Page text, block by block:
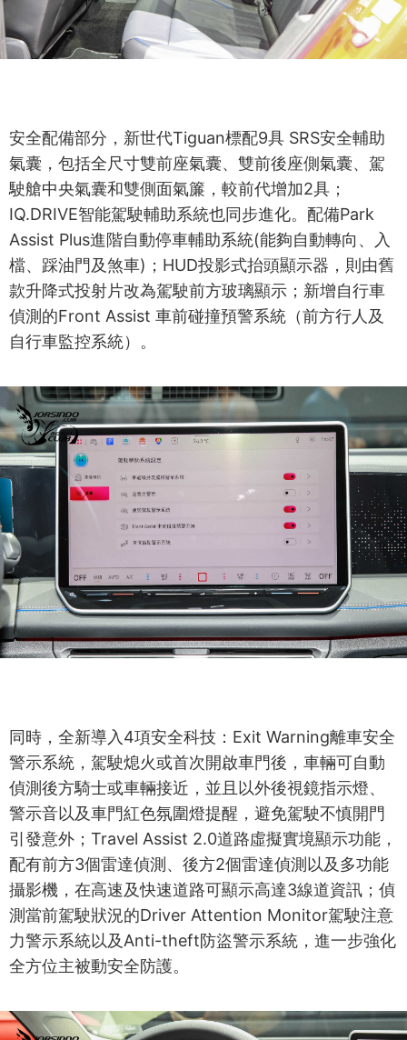
安全配備部分，新世代Tiguan標配9具 SRS安全輔助
氣囊，包括全尺寸雙前座氣囊、雙前後座側氣囊、駕
駛艙中央氣囊和雙側面氣簾，較前代增加2具；
IQ.DRIVE智能駕駛輔助系統也同步進化。配備Park
Assist Plus進階自動停車輔助系統(能夠自動轉向、入
檔、踩油門及煞車)；HUD投影式抬頭顯示器，則由舊
款升降式投射片改為駕駛前方玻璃顯示；新增自行車
偵測的Front Assist 車前碰撞預警系統（前方行人及
自行車監控系統）。
同時，全新導入4項安全科技：Exit Warning離車安全
警示系統，駕駛熄火或首次開啟車門後，車輛可自動
偵測後方騎士或車輛接近，並且以外後視鏡指示燈、
警示音以及車門紅色氛圍燈提醒，避免駕駛不慎開門
引發意外；Travel Assist 2.0道路虛擬實境顯示功能，
配有前方3個雷達偵測、後方2個雷達偵測以及多功能
攝影機，在高速及快速道路可顯示高達3線道資訊；偵
測當前駕駛狀況的Driver Attention Monitor駕駛注意
力警示系統以及Anti-theft防盜警示系統，進一步強化
全方位主被動安全防護。